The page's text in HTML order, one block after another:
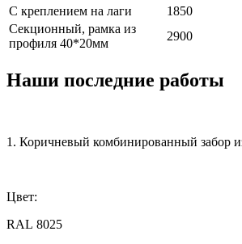
С креплением на лаги
1850
Секционный, рамка из
профиля 40*20мм
2900
Наши последние работы
1. Коричневый комбинированный забор
Цвет:
RAL 8025